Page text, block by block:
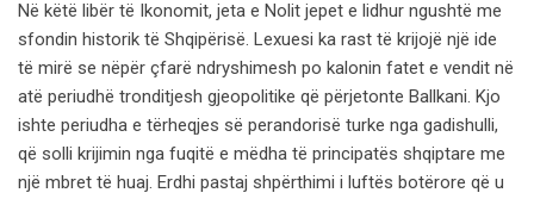
Në këtë libër të Ikonomit, jeta e Nolit jepet e lidhur ngushtë me
sfondin historik të Shqipërisë. Lexuesi ka rast të krijojë një ide
të mirë se nëpër çfarë ndryshimesh po kalonin fatet e vendit në
atë periudhë tronditjesh gjeopolitike që përjetonte Ballkani. Kjo
ishte periudha e tërheqjes së perandorisë turke nga gadishulli,
që solli krijimin nga fuqitë e mëdha të principatës shqiptare me
një mbret të huaj. Erdhi pastaj shpërthimi i luftës botërore që u